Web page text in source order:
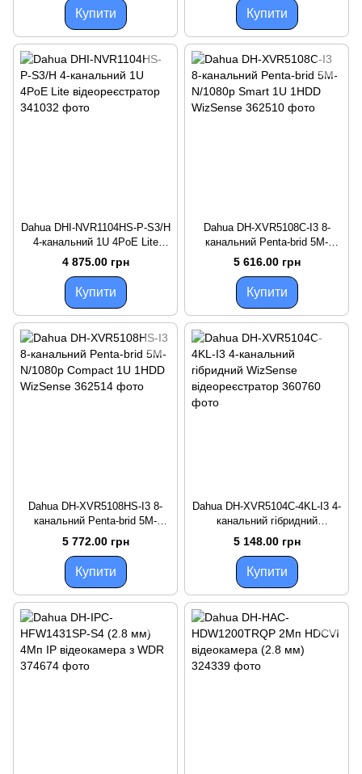
Купити Купити
Dahua DHI-NVR1104HS-P-S3/H
4-канальний 1U 4PoE Lite
відеореєстратор
4 875.00 грн
Купити
Dahua DH-XVR5108C-I3 8-
канальний Penta-brid 5M-
N/1080p Smart 1U 1HDD
WizSense
5 616.00 грн
Купити
Dahua DH-XVR5108HS-I3 8-
канальний Penta-brid 5M-
N/1080p Compact 1U 1HDD
WizSense
5 772.00 грн
Купити
Dahua DH-XVR5104C-4KL-I3 4-
канальний гібридний
WizSense відеореєстратор
5 148.00 грн
Купити